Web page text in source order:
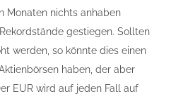
Monaten nichts anhaben
gestiegen. Sollten
werden, so könnte dies einen
haben, der aber
EUR wird auf jeden Fall auf